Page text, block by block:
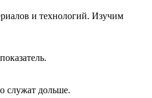
и технологий. Изучим
служат дольше.